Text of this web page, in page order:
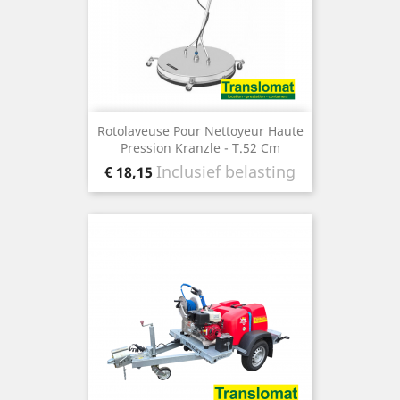
Rotolaveuse Pour Nettoyeur Haute
Pression Kranzle - T.52 Cm
Prijs
€ 18,15 Inclusief belasting